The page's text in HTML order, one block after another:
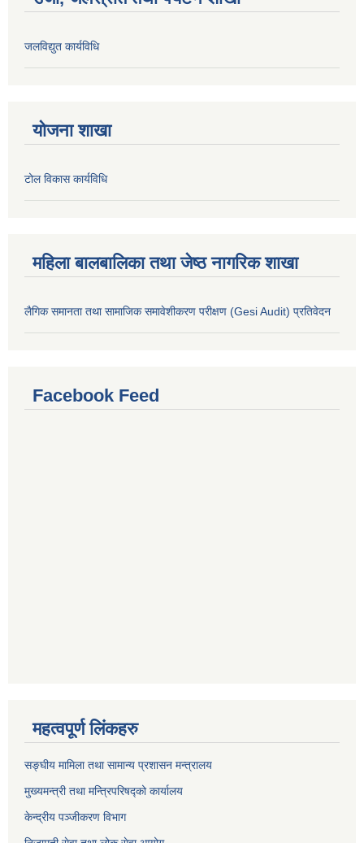
जलविद्युत कार्यविधि
योजना शाखा
टोल विकास कार्यविधि
महिला बालबालिका तथा जेष्ठ नागरिक शाखा
लैगिक समानता तथा सामाजिक समावेशीकरण परीक्षण (Gesi Audit) प्रतिवेदन
Facebook Feed
महत्वपूर्ण लिंकहरु
सङ्घीय मामिला तथा सामान्य प्रशासन मन्त्रालय
मुख्यमन्त्री तथा मन्त्रिपरिषद्को कार्यालय
केन्द्रीय पञ्जीकरण विभाग